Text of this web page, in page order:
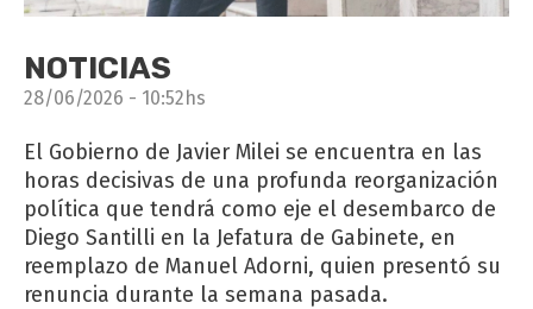
NOTICIAS
28/06/2026 - 10:52hs
El Gobierno de Javier Milei se encuentra en las
horas decisivas de una profunda reorganización
política que tendrá como eje el desembarco de
Diego Santilli en la Jefatura de Gabinete, en
reemplazo de Manuel Adorni, quien presentó su
renuncia durante la semana pasada.